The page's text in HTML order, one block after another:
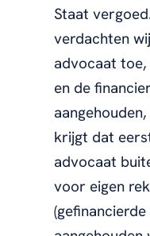
Staat
verdachten
advocaat
en de
krijgt dat
advocaat
voor eigen